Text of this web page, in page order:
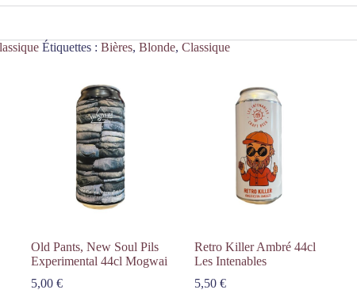
Étiquettes : Bières, Blonde, Classique
Old Pants, New Soul Pils
Experimental 44cl Mogwai
5,00€
Retro Killer Ambré 44cl
Les Intenables
5,50€